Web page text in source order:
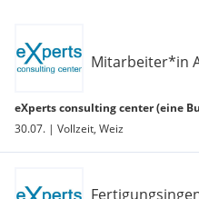
Mitarbeiter*in
30.07. | Vollzeit, Weiz